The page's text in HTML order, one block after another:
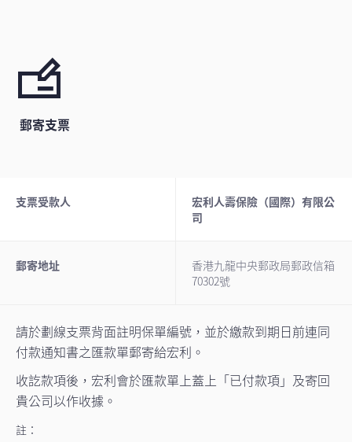
郵寄支票
支票受款人
宏利人壽保險（國際）有限公
司
郵寄地址
香港九龍中央郵政局郵政信箱
70302號
請於劃線支票背面註明保單編號，並於繳款到期日前連同
付款通知書之匯款單郵寄給宏利。
收訖款項後，宏利會於匯款單上蓋上「已付款項」及寄回
貴公司以作收據。
註：